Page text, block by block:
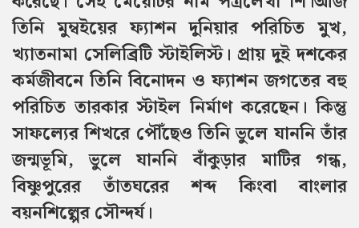
তিনি মুম্বইয়ের ফ্যাশন দুনিয়ার পরিচিত মুখ,
খ্যাতনামা সেলিব্রিটি স্টাইলিস্ট। প্রায় দুই দশকের
কর্মজীবনে তিনি বিনোদন ও ফ্যাশন জগতের বহু
পরিচিত তারকার স্টাইল নির্মাণ করেছেন। কিন্তু
সাফল্যের শিখরে পৌঁছেও তিনি ভুলে যাননি তাঁর
জন্মভূমি, ভুলে যাননি বাঁকুড়ার মাটির গন্ধ,
বিষ্ণুপুরের তাঁতঘরের শব্দ কিংবা বাংলার
বয়নশিল্পের সৌন্দর্য।